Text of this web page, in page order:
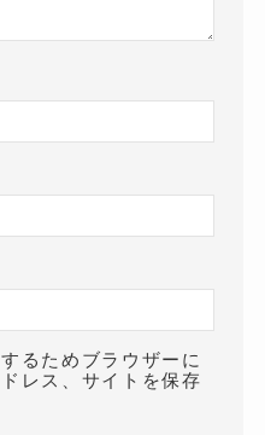
るためブラウザーに
レス、サイトを保存